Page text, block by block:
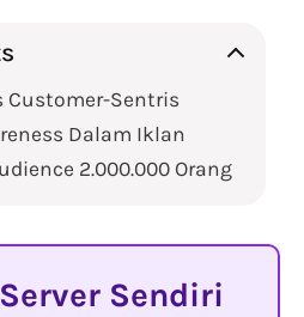
Customer-Sentris
Dalam Iklan
2.000.000 Orang
Sendiri